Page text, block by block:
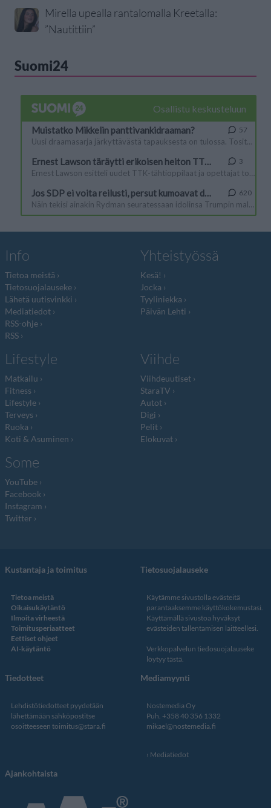
Mirella upealla rantalomalla Kreetalla:
”Nautittiin”
Suomi24
Info
Tietoa meistä
Tietosuojalauseke
Lähetä uutisvinkki
Mediatiedot
RSS-ohje
RSS
Yhteistyössä
Kesä!
Jocka
Tyyliniekka
Päivän Lehti
Lifestyle
Matkailu
Fitness
Lifestyle
Terveys
Ruoka
Koti & Asuminen
Viihde
Viihdeuutiset
StaraTV
Autot
Digi
Pelit
Elokuvat
Some
YouTube
Facebook
Instagram
Twitter
Kustantaja ja toimitus
Tietoa meistä
Oikaisukäytäntö
Ilmoita virheestä
Toimitusperiaatteet
Eettiset ohjeet
AI-käytäntö
Tietosuojalauseke
Käytämme sivustolla evästeitä
parantaaksemme käyttökokemustasi.
Käyttämällä sivustoa hyväksyt
evästeiden tallentamisen laitteellesi.
Verkkopalvelun tiedosuojalauseke
löytyy tästä.
Tiedotteet
Lehdistötiedotteet pyydetään
lähettämään sähköpostitse
osoitteeseen toimitus@stara.fi
Mediamyynti
Nostemedia Oy
Puh. +358 40 356 1332
mikael@nostemedia.fi
Mediatiedot
Ajankohtaista